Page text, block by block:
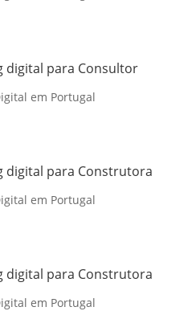
digital para Consultor
em Portugal
digital para Construtora
em Portugal
digital para Construtora
em Portugal